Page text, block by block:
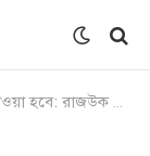
রাজউক চেয়ারম্যান